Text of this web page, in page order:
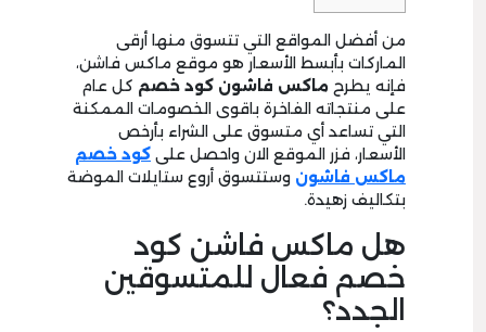
من أفضل المواقع التي تتسوق منها أرقى
الماركات بأبسط الأسعار هو موقع ماكس فاشن،
فإنه يطرح ماكس فاشون كود خصم كل عام
على منتجاته الفاخرة باقوى الخصومات الممكنة
التي تساعد أي متسوق على الشراء بأرخص
الأسعار، فزر الموقع الان واحصل على كود خصم
ماكس فاشون وستتسوق أروع ستايلات الموضة
بتكاليف زهيدة.
هل ماكس فاشن كود
خصم فعال للمتسوقين
الجدد؟